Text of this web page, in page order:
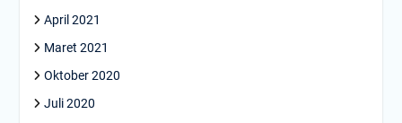
April 2021
Maret 2021
Oktober 2020
Juli 2020